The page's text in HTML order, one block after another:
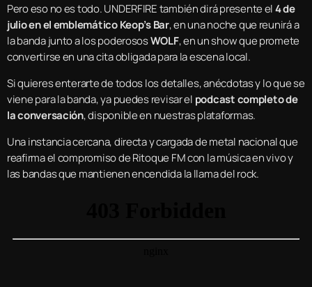
Pero eso no es todo. UNDERFIRE también dirá presente el4 de
julio en el emblemático Keop’s Bar, en una noche que reunirá a
la banda junto a los poderososWOLF, en un show que promete
convertirse en una cita obligada para la escena local.
Si quieres enterarte de todos los detalles, anécdotas y lo que se
viene para la banda, ya puedes revisar el podcast completo de
la conversación, disponible en nuestras plataformas.
Una instancia cercana, directa y cargada de metal nacional que
reafirma el compromiso de Ritoque FM con la música en vivo y
las bandas que mantienen encendida la llama del rock.